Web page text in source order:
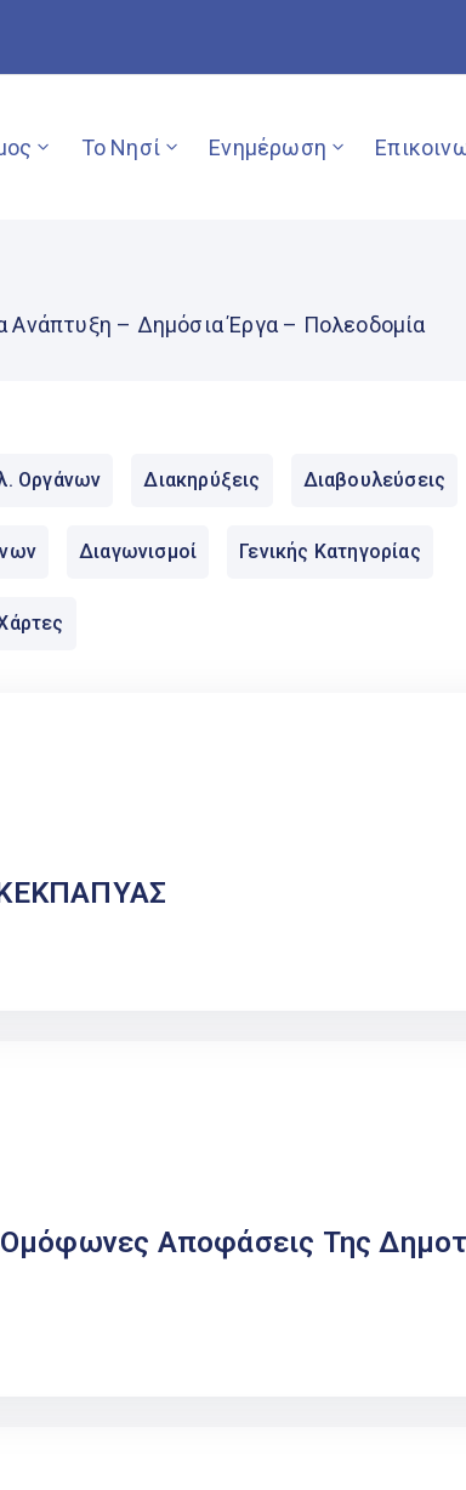
Το Νησί Ενημέρωση
Ανάπτυξη – Δημόσια Έργα – Πολεοδομία
Οργάνων Διακηρύξεις Διαβουλεύσεις
Διαγωνισμοί Γενικής Κατηγορίας
Αποφάσεις Της